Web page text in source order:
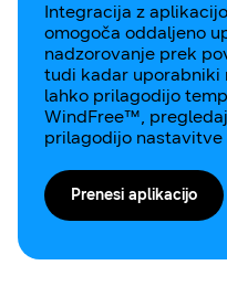
Integracija z
omogoča oddaljeno
nadzorovanje prek
tudi kadar uporabniki
lahko prilagodijo
WindFree™,
prilagodijo nastavitve
Prenesi aplikacijo